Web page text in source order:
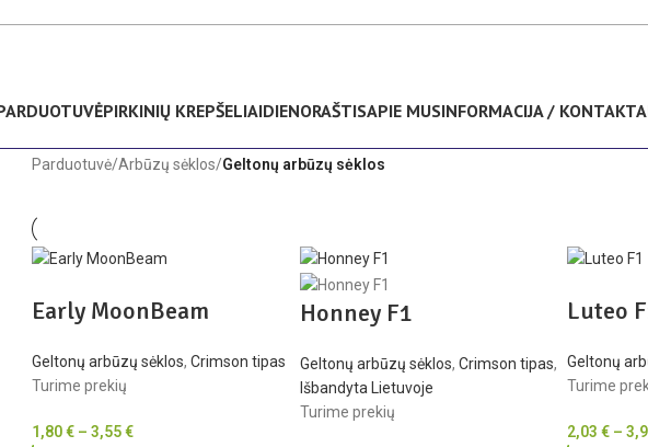
Nemokamas pristatymas Lietuvoje nuo 35€
PIRKINIŲ KREPŠELIAIDIENORAŠTISAPIE MUSINFORMACIJA /
Parduotuvė/Arbūzų sėklos/Geltonų arbūzų sėklos
Early MoonBeam
Geltonų arbūzų sėklos, Crimson tipas
Turime prekių
1,80€ – 3,55€
Honney F1
Geltonų arbūzų sėklos, Crimson tipas,
Išbandyta Lietuvoje
Turime prekių
Luteo
Geltonų
Turime
2,03 € –